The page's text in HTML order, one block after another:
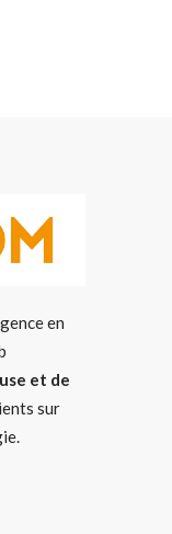
en
et de
sur